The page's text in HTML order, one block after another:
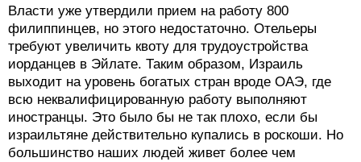
Власти уже утвердили прием на работу 800
филиппинцев, но этого недостаточно. Отельеры
требуют увеличить квоту для трудоустройства
иорданцев в Эйлате. Таким образом, Израиль
выходит на уровень богатых стран вроде ОАЭ, где
всю неквалифицированную работу выполняют
иностранцы. Это было бы не так плохо, если бы
израильтяне действительно купались в роскоши. Но
большинство наших людей живет более чем